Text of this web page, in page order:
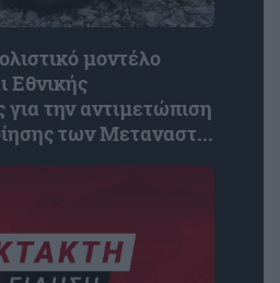
μοντέλο
Εθνικής
για την αντιμετώπιση
των Μεταναστ...